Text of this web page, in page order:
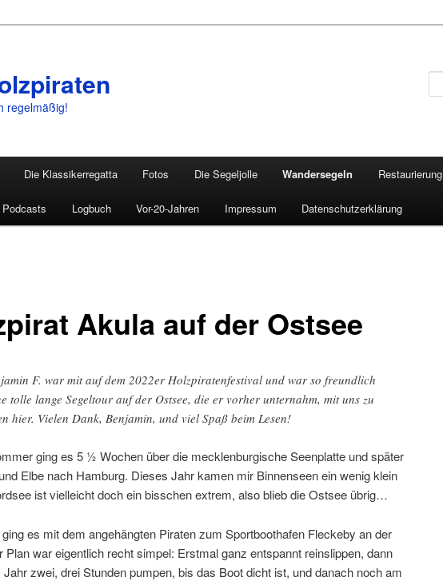
regelmäßig!
Die Klassikerregatta Fotos Die Segeljolle Wandersegeln Restaurierung
Podcasts Logbuch Vor-20-Jahren Impressum Datenschutzerklärung
Akula auf der Ostsee
F. war mit auf dem 2022er Holzpiratenfestival und war so freundlich
tolle lange Segeltour auf der Ostsee, die er vorher unternahm, mit uns zu
hier. Vielen Dank, Benjamin, und viel Spaß beim Lesen!
ging es 5 ½ Wochen über die mecklenburgische Seenplatte und später
Elbe nach Hamburg. Dieses Jahr kamen mir Binnenseen ein wenig klein
ist vielleicht doch ein bisschen extrem, also blieb die Ostsee übrig…
es mit dem angehängten Piraten zum Sportboothafen Fleckeby an der
Plan war eigentlich recht simpel: Erstmal ganz entspannt reinslippen, dann
zwei, drei Stunden pumpen, bis das Boot dicht ist, und danach noch am